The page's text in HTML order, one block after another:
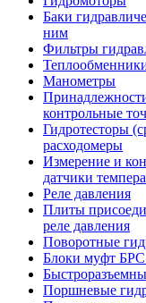
Баки
ним
Фильтры
Манометры
контрольные
Гидротесторы
расходомеры
Измерение и
датчики
Реле давления
Плиты
реле давления
Поворотные
Блоки муфт БРС
Поршневые